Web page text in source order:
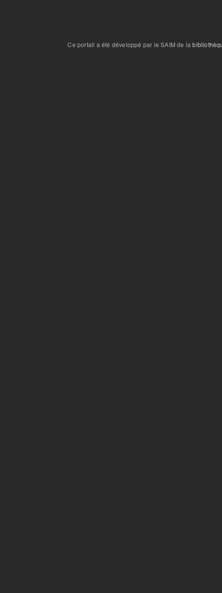
Ce portail a été développé par le SAIM de la